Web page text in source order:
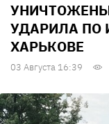
УДАРИЛА ПО
ХАРЬКОВЕ
03 Августа 16:39